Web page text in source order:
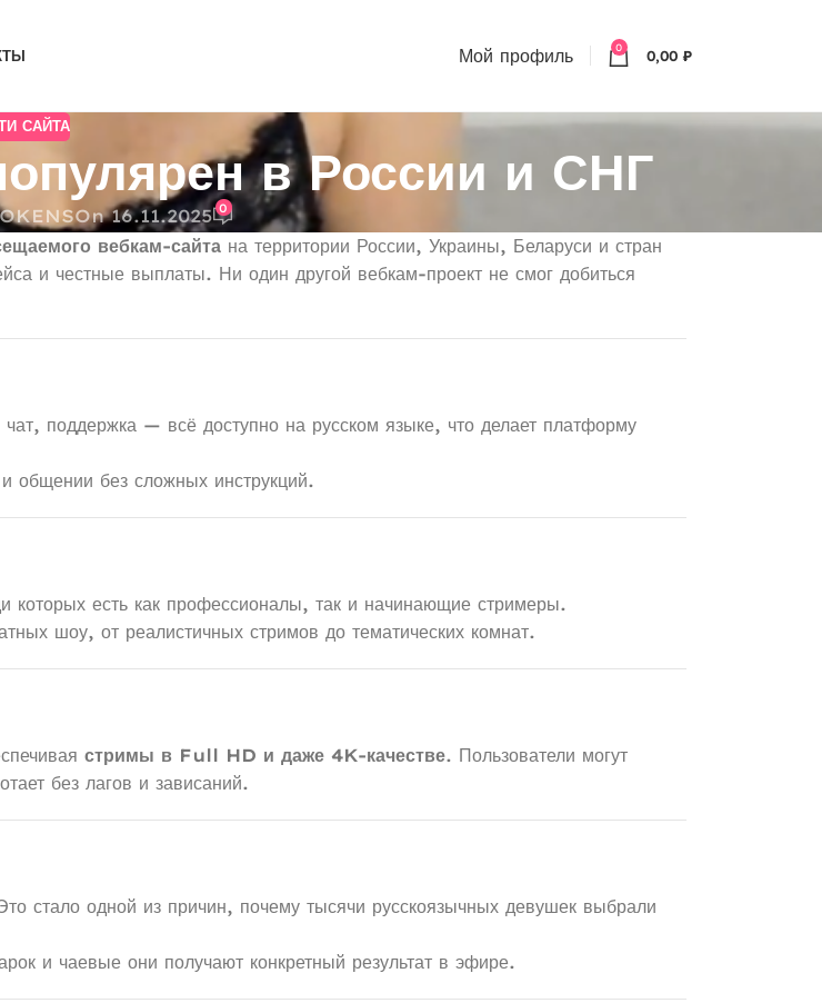
Мой профиль 0 0,00 ₽
САЙТА
в России и СНГ
On 16.11.2025 0
вебкам-сайта на территории России, Украины, Беларуси и стран
и честные выплаты. Ни один другой вебкам-проект не смог добиться
поддержка — всё доступно на русском языке, что делает платформу
общении без сложных инструкций.
есть как профессионалы, так и начинающие стримеры.
шоу, от реалистичных стримов до тематических комнат.
стримы в Full HD и даже 4K-качестве. Пользователи могут
без лагов и зависаний.
стало одной из причин, почему тысячи русскоязычных девушек выбрали
и чаевые они получают конкретный результат в эфире.